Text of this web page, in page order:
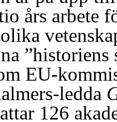
års arbete
EU-
ledda
126